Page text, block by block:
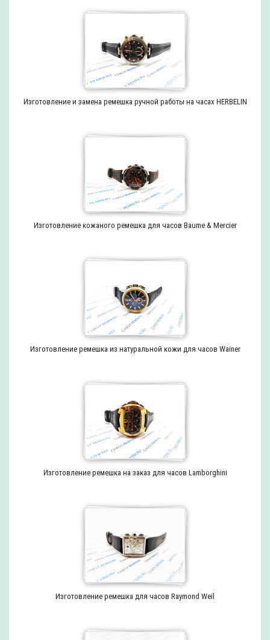
Изготовление и замена ремешка ручной работы на часах HERBELIN
Изготовление кожаного ремешка для часов Baume & Mercier
Изготовление ремешка из натуральной кожи для часов Wainer
Изготовление ремешка на заказ для часов Lamborghini
Изготовление ремешка для часов Raymond Weil